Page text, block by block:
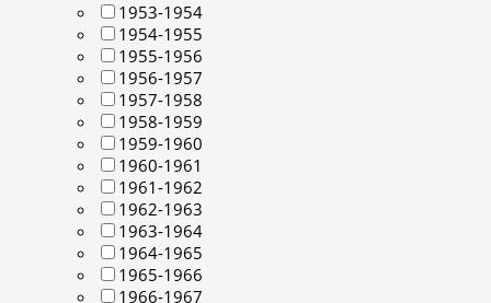
1953-1954
1954-1955
1955-1956
1956-1957
1957-1958
1958-1959
1959-1960
1960-1961
1961-1962
1962-1963
1963-1964
1964-1965
1965-1966
1966-1967